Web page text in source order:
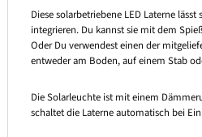
Diese solarbetriebene LED Laterne
integrieren. Du kannst sie mit dem
Oder Du verwendest einen der
entweder am Boden, auf einem Stab
Die Solarleuchte ist mit einem
schaltet die Laterne automatisch bei